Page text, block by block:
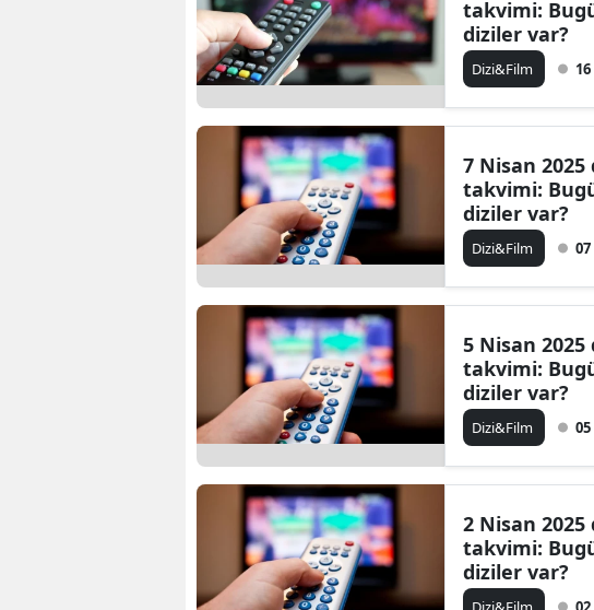
takvimi:
diziler var?
Dizi&Film
7 Nisan 2025
takvimi:
diziler var?
Dizi&Film
5 Nisan 2025
takvimi:
diziler var?
Dizi&Film
2 Nisan 2025
takvimi:
diziler var?